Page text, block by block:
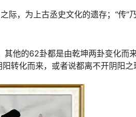
际，为上古丞史文化的遗存；“传”
他的62卦都是由乾坤两卦变化而
转化而来，或者说都离不开阴阳之